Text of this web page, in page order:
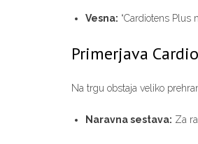
Vesna: “Cardiotens
Primerjava
Na trgu obstaja veliko
Naravna sestava: Za